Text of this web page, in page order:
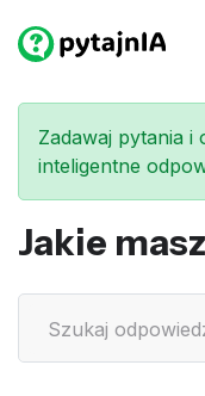
Zadawaj pytania i
inteligentne
Jakie masz